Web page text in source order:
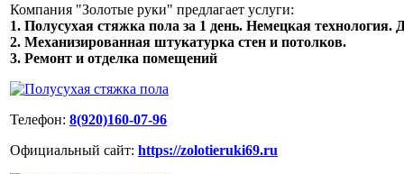
Компания "Золотые руки" предлагает услуги:
1. Полусухая стяжка пола за 1 день. Немецкая технология.
2. Механизированная штукатурка стен и потолков.
3. Ремонт и отделка помещений
Телефон: 8(920)160-07-96
Официальный сайт: https://zolotieruki69.ru